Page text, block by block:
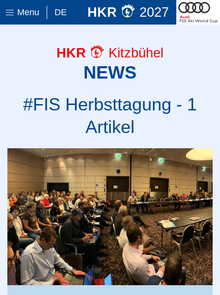
Menu DE HKR 2027
HKR Kitzbühel
NEWS
#FIS Herbsttagung - 1
Artikel